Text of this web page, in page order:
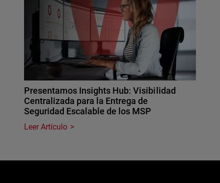
Presentamos Insights Hub: Visibilidad
Centralizada para la Entrega de
Seguridad Escalable de los MSP
Leer Artículo